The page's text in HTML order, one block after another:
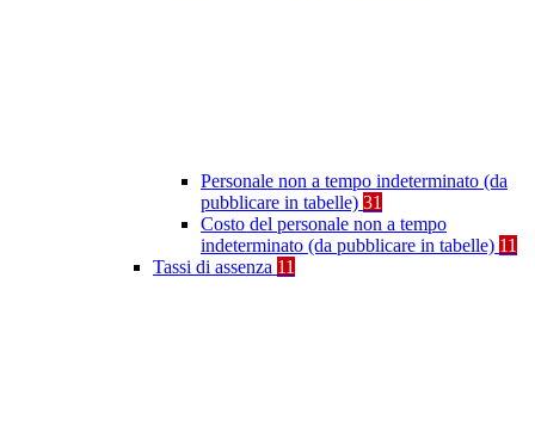
Personale non a tempo indeterminato (da
pubblicare in tabelle) 31
Costo del personale non a tempo
indeterminato (da pubblicare in tabelle) 11
Tassi di assenza 11